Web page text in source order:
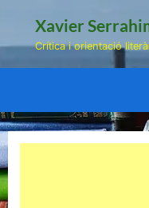
Xavier
Crítica i orientació